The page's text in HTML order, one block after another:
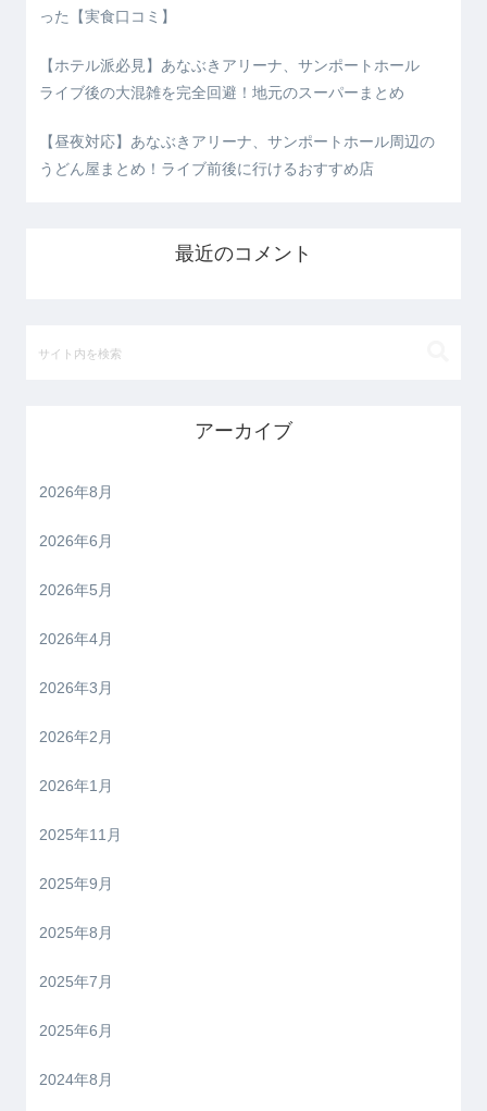
った【実食口コミ】
【ホテル派必見】あなぶきアリーナ、サンポートホール
ライブ後の大混雑を完全回避！地元のスーパーまとめ
【昼夜対応】あなぶきアリーナ、サンポートホール周辺の
うどん屋まとめ！ライブ前後に行けるおすすめ店
最近のコメント
アーカイブ
2026年8月
2026年6月
2026年5月
2026年4月
2026年3月
2026年2月
2026年1月
2025年11月
2025年9月
2025年8月
2025年7月
2025年6月
2024年8月